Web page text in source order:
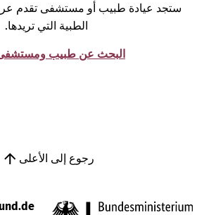
عيادة طبيب أو مستشفى تقدم عرضًا
الطبية التي تريدها.
البحث عن طبيب ومستشفى
رجوع إلى الأعلى